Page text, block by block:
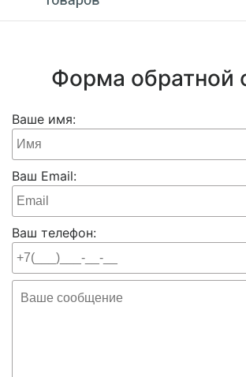
Форма обратной
Ваше имя:
Ваш Email:
Ваш телефон: